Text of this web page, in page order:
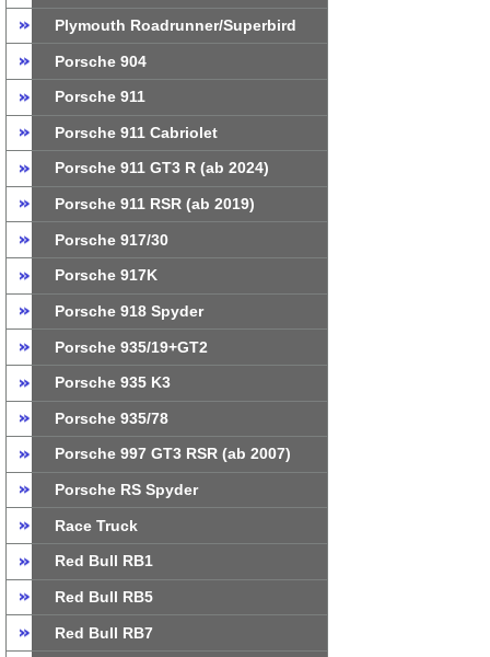
Plymouth Roadrunner/Superbird
Porsche 904
Porsche 911
Porsche 911 Cabriolet
Porsche 911 GT3 R (ab 2024)
Porsche 911 RSR (ab 2019)
Porsche 917/30
Porsche 917K
Porsche 918 Spyder
Porsche 935/19+GT2
Porsche 935 K3
Porsche 935/78
Porsche 997 GT3 RSR (ab 2007)
Porsche RS Spyder
Race Truck
Red Bull RB1
Red Bull RB5
Red Bull RB7